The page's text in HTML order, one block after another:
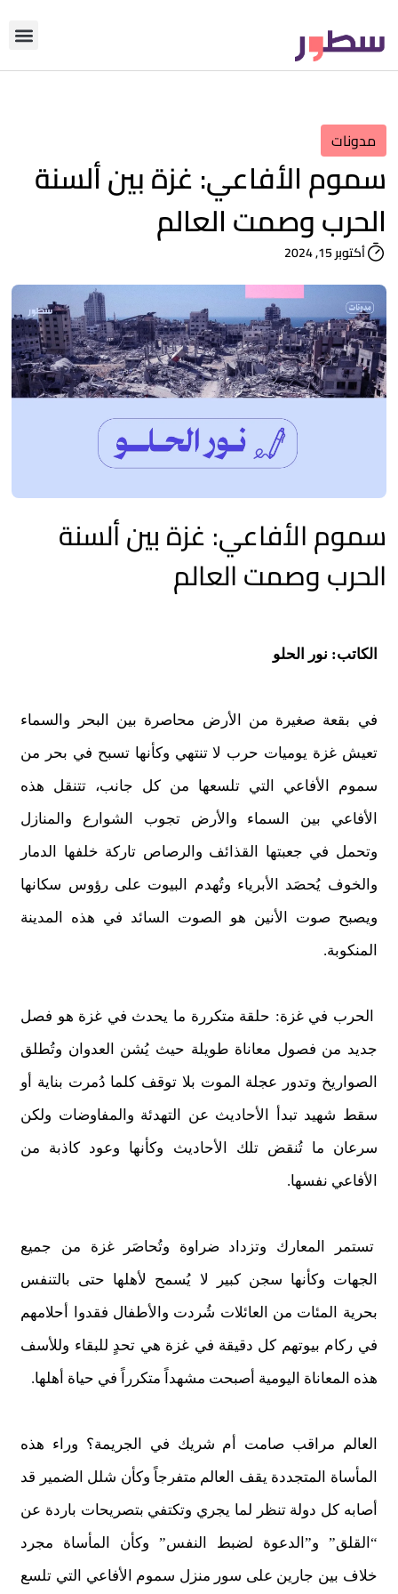
مدونات
سموم الأفاعي: غزة بين ألسنة
الحرب وصمت العالم
أكتوبر 15, 2024
سموم الأفاعي: غزة بين ألسنة
الحرب وصمت العالم
الكاتب: نور الحلو
في بقعة صغيرة من الأرض محاصرة بين البحر والسماء
تعيش غزة يوميات حرب لا تنتهي وكأنها تسبح في بحر من
سموم الأفاعي التي تلسعها من كل جانب، تتنقل هذه
الأفاعي بين السماء والأرض تجوب الشوارع والمنازل
وتحمل في جعبتها القذائف والرصاص تاركة خلفها الدمار
والخوف يُحصَد الأبرياء وتُهدم البيوت على رؤوس سكانها
ويصبح صوت الأنين هو الصوت السائد في هذه المدينة
المنكوبة.
الحرب في غزة: حلقة متكررة ما يحدث في غزة هو فصل
جديد من فصول معاناة طويلة حيث يُشن العدوان وتُطلق
الصواريخ وتدور عجلة الموت بلا توقف كلما دُمرت بناية أو
سقط شهيد تبدأ الأحاديث عن التهدئة والمفاوضات ولكن
سرعان ما تُنقض تلك الأحاديث وكأنها وعود كاذبة من
الأفاعي نفسها.
تستمر المعارك وتزداد ضراوة وتُحاصَر غزة من جميع
الجهات وكأنها سجن كبير لا يُسمح لأهلها حتى بالتنفس
بحرية المئات من العائلات شُردت والأطفال فقدوا أحلامهم
في ركام بيوتهم كل دقيقة في غزة هي تحدٍ للبقاء وللأسف
هذه المعاناة اليومية أصبحت مشهداً متكرراً في حياة أهلها.
العالم مراقب صامت أم شريك في الجريمة؟ وراء هذه
المأساة المتجددة يقف العالم متفرجاً وكأن شلل الضمير قد
أصابه كل دولة تنظر لما يجري وتكتفي بتصريحات باردة عن
“القلق” و”الدعوة لضبط النفس” وكأن المأساة مجرد
خلاف بين جارين على سور منزل سموم الأفاعي التي تلسع